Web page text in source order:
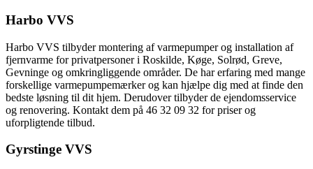
Harbo VVS
Harbo VVS tilbyder montering af varmepumper og installation af
fjernvarme for privatpersoner i Roskilde, Køge, Solrød, Greve,
Gevninge og omkringliggende områder. De har erfaring med mange
forskellige varmepumpemærker og kan hjælpe dig med at finde den
bedste løsning til dit hjem. Derudover tilbyder de ejendomsservice
og renovering. Kontakt dem på 46 32 09 32 for priser og
uforpligtende tilbud.
Gyrstinge VVS